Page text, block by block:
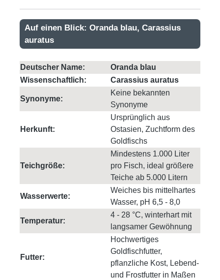
Auf einen Blick: Oranda blau, Carassius
auratus
Deutscher Name:
Oranda blau
Wissenschaftlich:
Carassius auratus
Synonyme:
Keine bekannten
Synonyme
Herkunft:
Ursprünglich aus
Ostasien, Zuchtform des
Goldfischs
Teichgröße:
Mindestens 1.000 Liter
pro Fisch, ideal größere
Teiche ab 5.000 Litern
Wasserwerte:
Weiches bis mittelhartes
Wasser, pH 6,5 - 8,0
Temperatur:
4 - 28 °C, winterhart mit
langsamer Gewöhnung
Futter:
Hochwertiges
Goldfischfutter,
pflanzliche Kost, Lebend-
und Frostfutter in Maßen